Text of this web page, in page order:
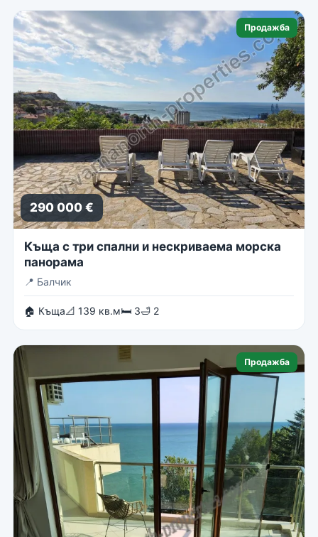
Продажба
290 000 €
Къща с три спални и нескриваема морска
панорама
📍 Балчик
🏠 Къща📐 139 кв.м🛏 3🛁 2
Продажба